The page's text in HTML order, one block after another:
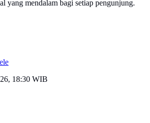
yang mendalam bagi setiap pengunjung.
18:30 WIB